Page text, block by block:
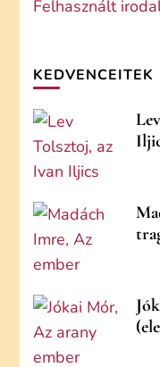
Felhasznált
KEDVENCEITEK